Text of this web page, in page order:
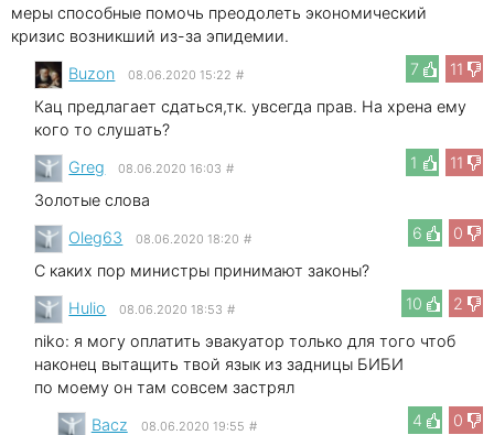
меры способные помочь преодолеть экономический
кризис возникший из-за эпидемии.
7
11
Buzon 08.06.2020 15:22 #
Кац предлагает сдаться,тк. увсегда прав. На хрена ему
кого то слушать?
1
11
Greg 08.06.2020 16:03 #
Золотые слова
6
0
Oleg63 08.06.2020 18:20 #
С каких пор министры принимают законы?
10
2
Hulio 08.06.2020 18:53 #
niko: я могу оплатить эвакуатор только для того чтоб
наконец вытащить твой язык из задницы БИБИ
по моему он там совсем застрял
4
0
Bacz 08.06.2020 19:55 #